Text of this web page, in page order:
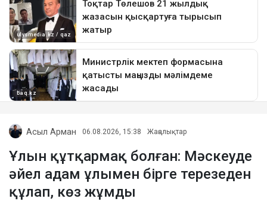
Асыл Арман 06.08.2026, 15:38 Жаңалықтар
Ұлын құтқармақ болған: Мәскеуде
әйел адам ұлымен бірге терезеден
құлап, көз жұмды